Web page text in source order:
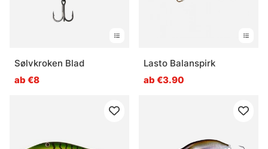
Sølvkroken Blad
ab €8
Lasto Balanspirk
ab €3.90